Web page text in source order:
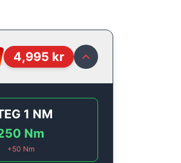
4,995 kr
1 NM
Nm
+50 Nm